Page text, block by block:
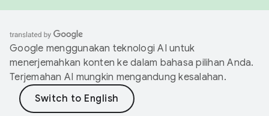
Google menggunakan teknologi AI untuk
menerjemahkan konten ke dalam bahasa pilihan Anda.
Terjemahan AI mungkin mengandung kesalahan.